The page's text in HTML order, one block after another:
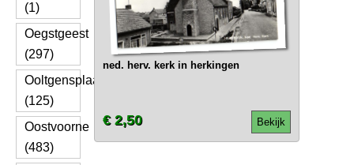
(1)
Oegstgeest
(297)
Ooltgensplaat
(125)
Oostvoorne
(483)
ned. herv. kerk in herkingen
Bekijk
€ 2,50